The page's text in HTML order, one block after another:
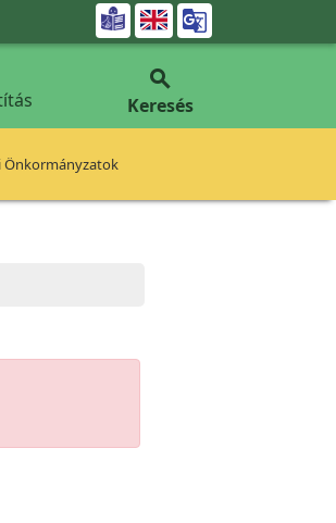


Keresés
Önkormányzatok